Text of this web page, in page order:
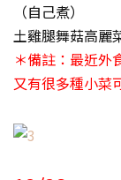
（自己煮）
土雞腿舞菇高麗
＊備註：最近外
又有很多種小菜